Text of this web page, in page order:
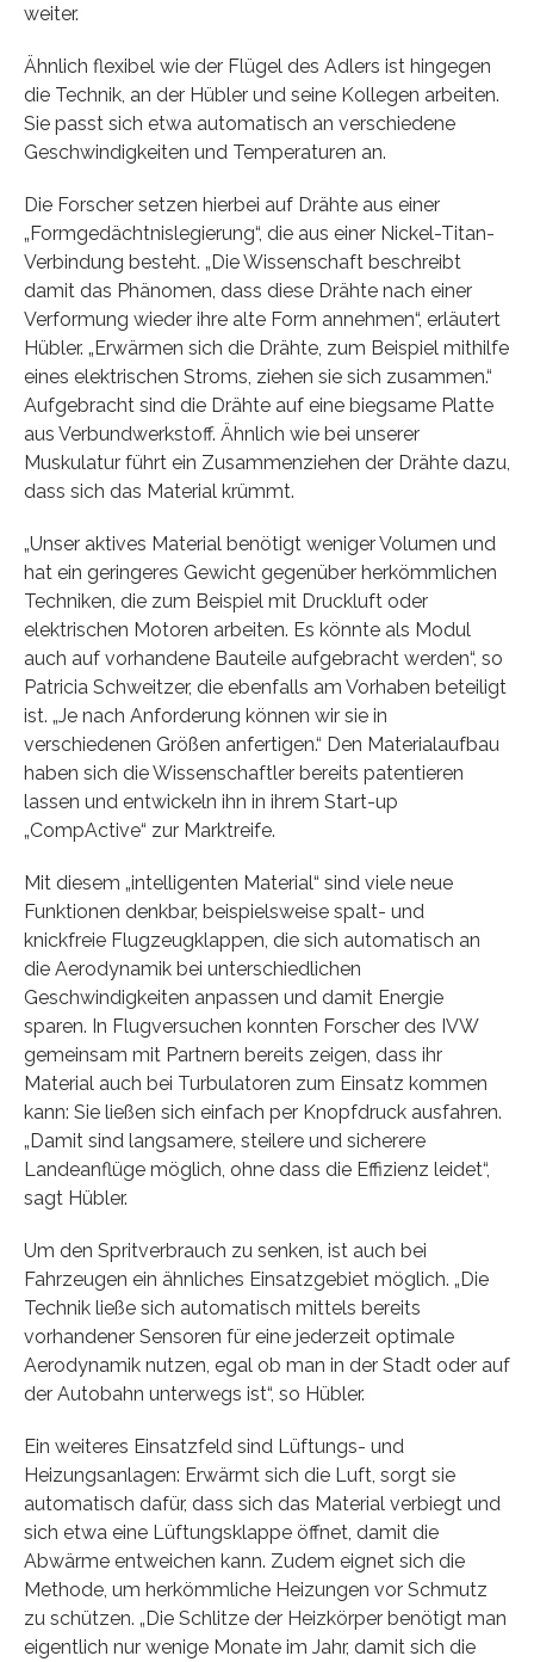
weiter.
Ähnlich flexibel wie der Flügel des Adlers ist hingegen
die Technik, an der Hübler und seine Kollegen arbeiten.
Sie passt sich etwa automatisch an verschiedene
Geschwindigkeiten und Temperaturen an.
Die Forscher setzen hierbei auf Drähte aus einer
„Formgedächtnislegierung“, die aus einer Nickel-Titan-
Verbindung besteht. „Die Wissenschaft beschreibt
damit das Phänomen, dass diese Drähte nach einer
Verformung wieder ihre alte Form annehmen“, erläutert
Hübler. „Erwärmen sich die Drähte, zum Beispiel mithilfe
eines elektrischen Stroms, ziehen sie sich zusammen.“
Aufgebracht sind die Drähte auf eine biegsame Platte
aus Verbundwerkstoff. Ähnlich wie bei unserer
Muskulatur führt ein Zusammenziehen der Drähte dazu,
dass sich das Material krümmt.
„Unser aktives Material benötigt weniger Volumen und
hat ein geringeres Gewicht gegenüber herkömmlichen
Techniken, die zum Beispiel mit Druckluft oder
elektrischen Motoren arbeiten. Es könnte als Modul
auch auf vorhandene Bauteile aufgebracht werden“, so
Patricia Schweitzer, die ebenfalls am Vorhaben beteiligt
ist. „Je nach Anforderung können wir sie in
verschiedenen Größen anfertigen.“ Den Materialaufbau
haben sich die Wissenschaftler bereits patentieren
lassen und entwickeln ihn in ihrem Start-up
„CompActive“ zur Marktreife.
Mit diesem „intelligenten Material“ sind viele neue
Funktionen denkbar, beispielsweise spalt- und
knickfreie Flugzeugklappen, die sich automatisch an
die Aerodynamik bei unterschiedlichen
Geschwindigkeiten anpassen und damit Energie
sparen. In Flugversuchen konnten Forscher des IVW
gemeinsam mit Partnern bereits zeigen, dass ihr
Material auch bei Turbulatoren zum Einsatz kommen
kann: Sie ließen sich einfach per Knopfdruck ausfahren.
„Damit sind langsamere, steilere und sicherere
Landeanflüge möglich, ohne dass die Effizienz leidet“,
sagt Hübler.
Um den Spritverbrauch zu senken, ist auch bei
Fahrzeugen ein ähnliches Einsatzgebiet möglich. „Die
Technik ließe sich automatisch mittels bereits
vorhandener Sensoren für eine jederzeit optimale
Aerodynamik nutzen, egal ob man in der Stadt oder auf
der Autobahn unterwegs ist“, so Hübler.
Ein weiteres Einsatzfeld sind Lüftungs- und
Heizungsanlagen: Erwärmt sich die Luft, sorgt sie
automatisch dafür, dass sich das Material verbiegt und
sich etwa eine Lüftungsklappe öffnet, damit die
Abwärme entweichen kann. Zudem eignet sich die
Methode, um herkömmliche Heizungen vor Schmutz
zu schützen. „Die Schlitze der Heizkörper benötigt man
eigentlich nur wenige Monate im Jahr, damit sich die